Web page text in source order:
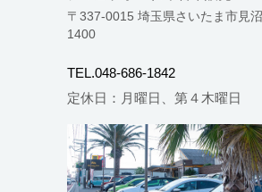
〒337-0015 埼玉県さいたま市見
1400
TEL.048-686-1842
定休日：月曜日、第４木曜日